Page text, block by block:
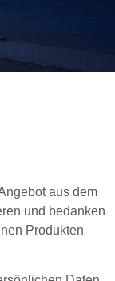
aus dem
und bedanken
Produkten